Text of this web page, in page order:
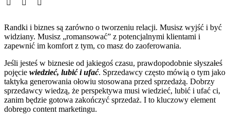
Randki i biznes są zarówno o tworzeniu relacji. Musisz wyjść i być
widziany. Musisz „romansować” z potencjalnymi klientami i
zapewnić im komfort z tym, co masz do zaoferowania.
Jeśli jesteś w biznesie od jakiegoś czasu, prawdopodobnie słyszałeś
pojęcie wiedzieć, lubić i ufać. Sprzedawcy często mówią o tym jako
taktyka generowania ołowiu stosowana przed sprzedażą. Dobrzy
sprzedawcy wiedzą, że perspektywa musi wiedzieć, lubić i ufać ci,
zanim będzie gotowa zakończyć sprzedaż. I to kluczowy element
dobrego content marketingu.